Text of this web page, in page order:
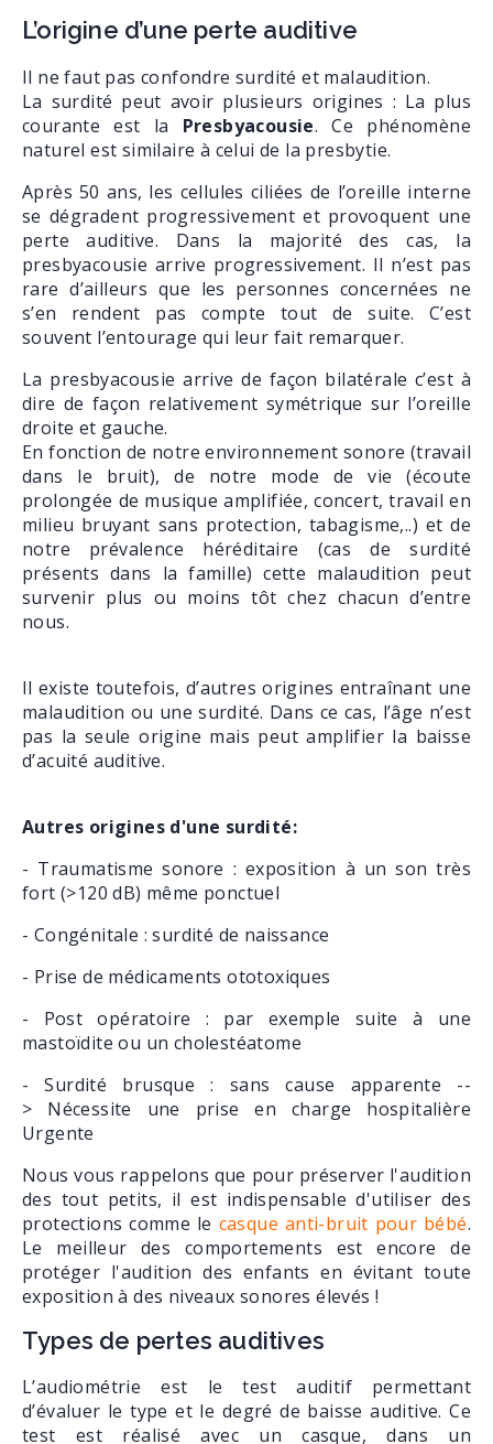
L’origine d’une perte auditive
Il ne faut pas confondre surdité et malaudition.
La surdité peut avoir plusieurs origines : La plus
courante est la Presbyacousie. Ce phénomène
naturel est similaire à celui de la presbytie.
Après 50 ans, les cellules ciliées de l’oreille interne
se dégradent progressivement et provoquent une
perte auditive. Dans la majorité des cas, la
presbyacousie arrive progressivement. Il n’est pas
rare d’ailleurs que les personnes concernées ne
s’en rendent pas compte tout de suite. C’est
souvent l’entourage qui leur fait remarquer.
La presbyacousie arrive de façon bilatérale c’est à
dire de façon relativement symétrique sur l’oreille
droite et gauche.
En fonction de notre environnement sonore (travail
dans le bruit), de notre mode de vie (écoute
prolongée de musique amplifiée, concert, travail en
milieu bruyant sans protection, tabagisme,..) et de
notre prévalence héréditaire (cas de surdité
présents dans la famille) cette malaudition peut
survenir plus ou moins tôt chez chacun d’entre
nous.
Il existe toutefois, d’autres origines entraînant une
malaudition ou une surdité. Dans ce cas, l’âge n’est
pas la seule origine mais peut amplifier la baisse
d’acuité auditive.
Autres origines d'une surdité:
- Traumatisme sonore : exposition à un son très
fort (>120 dB) même ponctuel
- Congénitale : surdité de naissance
- Prise de médicaments ototoxiques
- Post opératoire : par exemple suite à une
mastoïdite ou un cholestéatome
- Surdité brusque : sans cause apparente --
> Nécessite une prise en charge hospitalière
Urgente
Nous vous rappelons que pour préserver l'audition
des tout petits, il est indispensable d'utiliser des
protections comme le casque anti-bruit pour bébé.
Le meilleur des comportements est encore de
protéger l'audition des enfants en évitant toute
exposition à des niveaux sonores élevés !
Types de pertes auditives
L’audiométrie est le test auditif permettant
d’évaluer le type et le degré de baisse auditive. Ce
test est réalisé avec un casque, dans un